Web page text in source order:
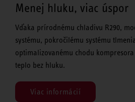
Menej hluku, viac úspor
Vďaka prírodnému chladivu R290,
systému, pokročilému systému
optimalizovanému chodu
teplo bez hluku.
Viac informácií